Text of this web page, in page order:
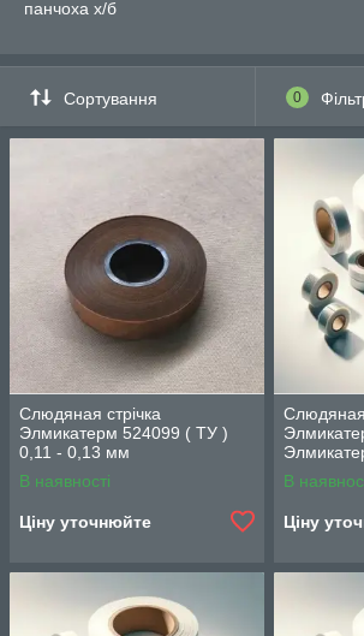
панчоха х/б
Сортування 0
Слюдяная стрічка
Элмикатерм 524099 ( ТУ )
0,11 - 0,13 мм
В наявності
Ціну уточнюйте
В
Ціну